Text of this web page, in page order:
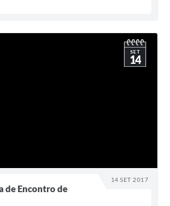
14 SET 2017
SET
14
de Encontro de